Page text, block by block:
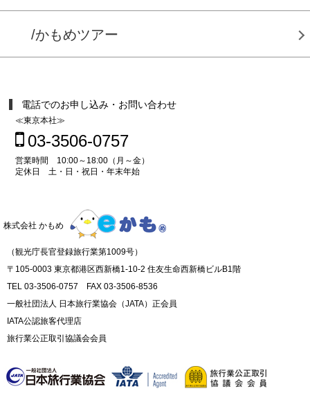
/かもめツアー
電話でのお申し込み・お問い合わせ
≪東京本社≫
03-3506-0757
営業時間 10:00～18:00（月～金）
定休日 土・日・祝日・年末年始
株式会社 かもめ
（観光庁長官登録旅行業第1009号）
〒105-0003 東京都港区西新橋1-10-2 住友生命西新橋ビルB1階
TEL 03-3506-0757 FAX 03-3506-8536
一般社団法人 日本旅行業協会（JATA）正会員
IATA公認旅客代理店
旅行業公正取引協議会会員